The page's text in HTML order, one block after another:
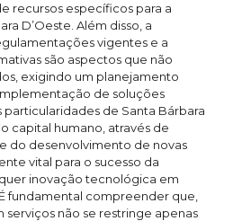
recursos específicos para a
D’Oeste. Além disso, a
vigentes e a
são aspectos que não
exigindo um planejamento
de soluções
de Santa Bárbara
capital humano, através de
do desenvolvimento de novas
vital para o sucesso da
inovação tecnológica em
fundamental compreender que,
serviços não se restringe apenas